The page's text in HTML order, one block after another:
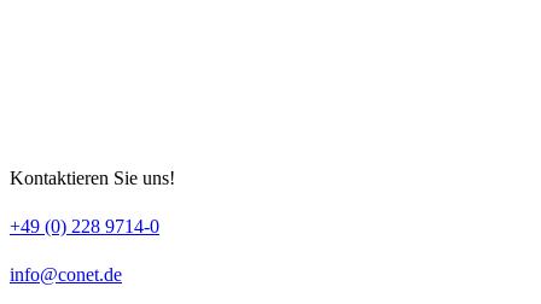
Kontaktieren Sie uns!
+49 (0) 228 9714-0
info conet de